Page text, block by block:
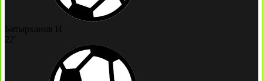
Батырханов Н
22'